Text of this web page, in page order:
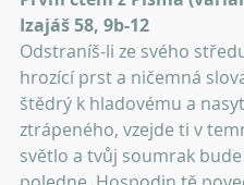
Izajáš 58, 9b-12
Odstraníš-li ze svého
hrozící prst a ničemná
štědrý k hladovému a
ztrápeného, vzejde ti v
světlo a tvůj soumrak